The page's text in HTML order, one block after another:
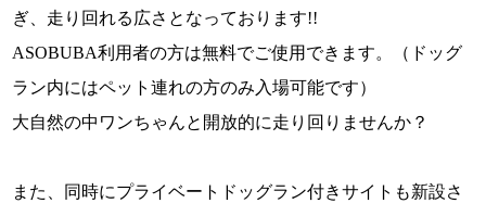
ぎ、走り回れる広さとなっております!!
ASOBUBA利用者の方は無料でご使用できます。（ドッグ
ラン内にはペット連れの方のみ入場可能です）
大自然の中ワンちゃんと開放的に走り回りませんか？
また、同時にプライベートドッグラン付きサイトも新設さ